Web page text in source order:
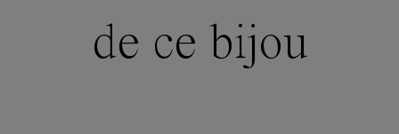
de ce bijou